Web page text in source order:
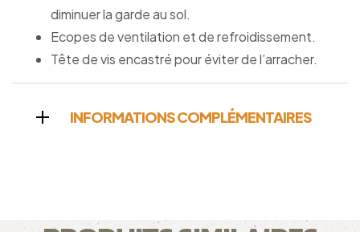
diminuer la garde au sol.
Ecopes de ventilation et de refroidissement.
Tête de vis encastré pour éviter de l’arracher.
INFORMATIONS COMPLÉMENTAIRES